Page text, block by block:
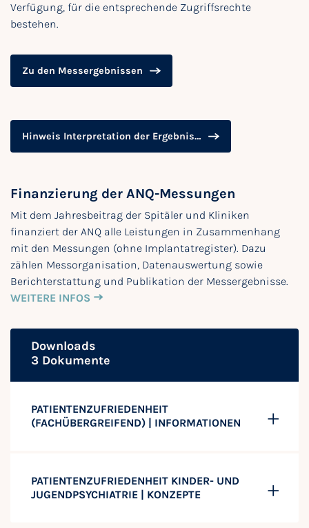
Verfügung, für die entsprechende Zugriffsrechte
bestehen.
Zu den Messergebnissen
Hinweis Interpretation der Ergebnisse
Finanzierung der ANQ-Messungen
Mit dem Jahresbeitrag der Spitäler und Kliniken
finanziert der ANQ alle Leistungen in Zusammenhang
mit den Messungen (ohne Implantatregister). Dazu
zählen Messorganisation, Datenauswertung sowie
Berichterstattung und Publikation der Messergebnisse.
WEITERE INFOS
Downloads
3 Dokumente
PATIENTENZUFRIEDENHEIT
(FACHÜBERGREIFEND) | INFORMATIONEN
PATIENTENZUFRIEDENHEIT KINDER- UND
JUGENDPSYCHIATRIE | KONZEPTE